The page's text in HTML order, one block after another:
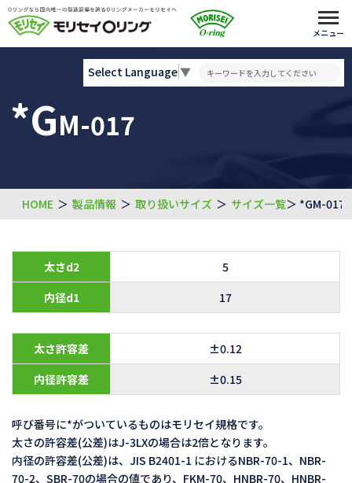
メニュー
*GM-017
Select Language▼
HOME ＞ 製品情報 ＞ 取り扱いサイズ ＞ サイズ一覧＞ *GM-017
太さd2
5
内径d1
17
太さ許容差
±0.12
内径許容差
±0.15
呼び番号に*がついているものはモリセイ規格です。
太さの許容差(公差)はJ-3LXの場合は2倍となります。
内径の許容差(公差)は、JIS B2401-1 におけるNBR-70-1、NBR-
70-2、SBR-70の場合の値であり、FKM-70、HNBR-70、HNBR-